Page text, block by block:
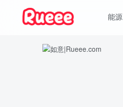
能源